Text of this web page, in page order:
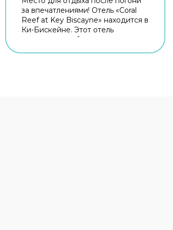
за впечатлениями! Отель «Coral
Reef at Key Biscayne» находится в
Ки-Бискейне. Этот отель
располагается 1 км от центра